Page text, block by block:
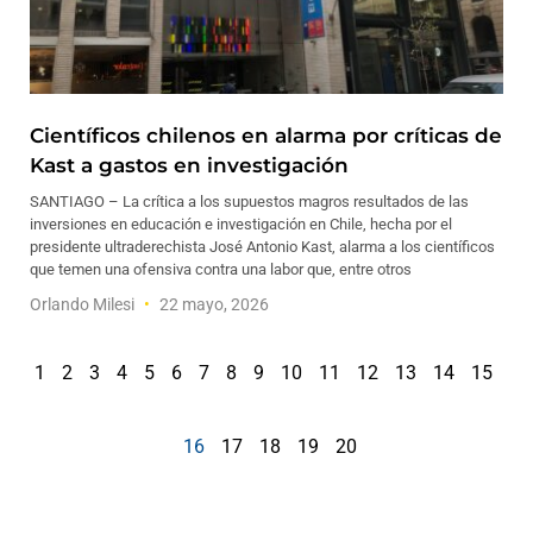
Científicos chilenos en alarma por críticas de
Kast a gastos en investigación
SANTIAGO – La crítica a los supuestos magros resultados de las
inversiones en educación e investigación en Chile, hecha por el
presidente ultraderechista José Antonio Kast, alarma a los científicos
que temen una ofensiva contra una labor que, entre otros
Orlando Milesi 22 mayo, 2026
1 2 3 4 5 6 7 8 9 10 11 12 13 14 15
16 17 18 19 20